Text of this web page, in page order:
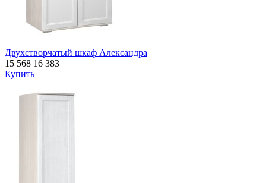
Двухстворчатый шкаф Александра
15 568 16 383
Купить